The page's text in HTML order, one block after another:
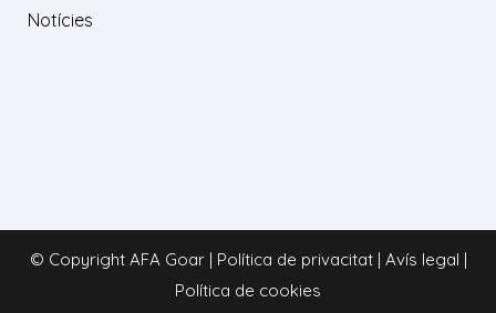
Notícies
© Copyright AFA Goar | Política de privacitat | Avís legal |
Política de cookies